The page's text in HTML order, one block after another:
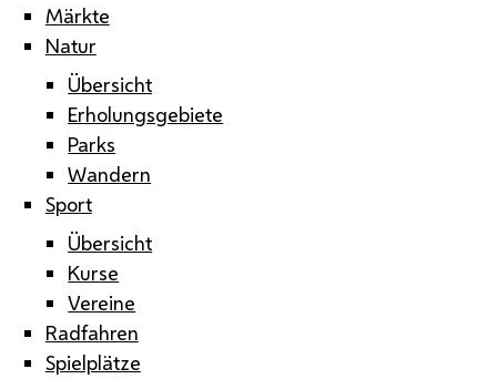
Märkte
Natur
Übersicht
Erholungsgebiete
Parks
Wandern
Sport
Übersicht
Kurse
Vereine
Radfahren
Spielplätze